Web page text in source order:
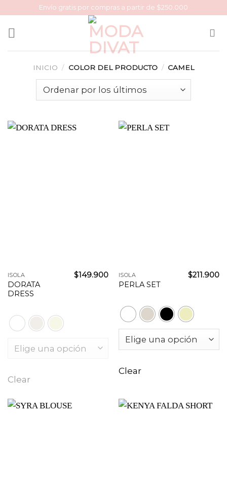
Envío gratis por compras a partir de $250.000
INICIO / COLOR DEL PRODUCTO / CAMEL
ISOLA
DORATA
DRESS
$149.900
Clear
ISOLA
PERLA SET
$211.900
Clear